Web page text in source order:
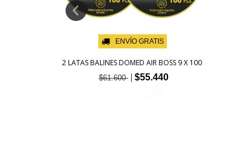
ENVÍO GRATIS
2 LATAS BALINES DOMED AIR BOSS 9 X 100
$61.600 $55.440